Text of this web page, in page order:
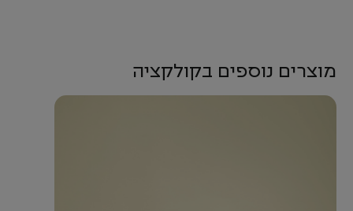
מוצרים נוספים בקולקציה